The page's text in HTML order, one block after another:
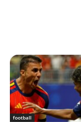
football